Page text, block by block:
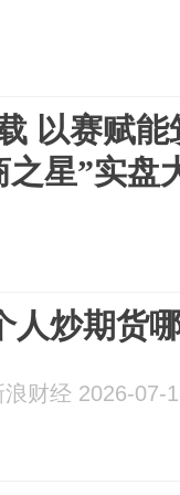
以赛赋
星”实盘
人炒期货
浪财经 2026-07-